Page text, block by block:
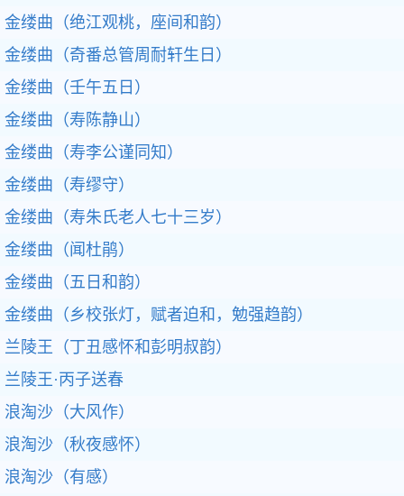
金缕曲（绝江观桃，座间和韵）
金缕曲（奇番总管周耐轩生日）
金缕曲（壬午五日）
金缕曲（寿陈静山）
金缕曲（寿李公谨同知）
金缕曲（寿缪守）
金缕曲（寿朱氏老人七十三岁）
金缕曲（闻杜鹃）
金缕曲（五日和韵）
金缕曲（乡校张灯，赋者迫和，勉强趋韵）
兰陵王（丁丑感怀和彭明叔韵）
兰陵王·丙子送春
浪淘沙（大风作）
浪淘沙（秋夜感怀）
浪淘沙（有感）